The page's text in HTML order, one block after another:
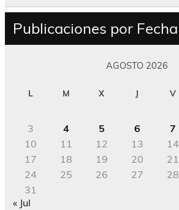
Publicaciones por Fecha
AGOSTO 2026
L M X J V
3
4 5 6 7
10
11 12 13 14
17
18 19 20 21
24
25 26 27 28
31
« Jul